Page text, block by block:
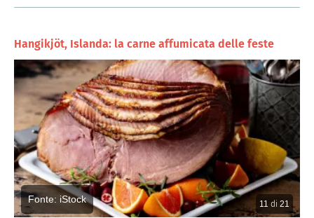
Hangikjöt, Islanda: la carne affumicata delle feste
11 di 21
Fonte: iStock